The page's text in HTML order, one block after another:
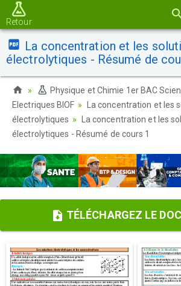
Retour
La concentration et les
électrolytiques - Résumé de
Physique et Chimie 1er BAC
Electriques BIOF
La concentration et les
électrolytiques
La concentration et les
électrolytiques - Résumé de cours 1
TÉLÉCHARGEZ LE